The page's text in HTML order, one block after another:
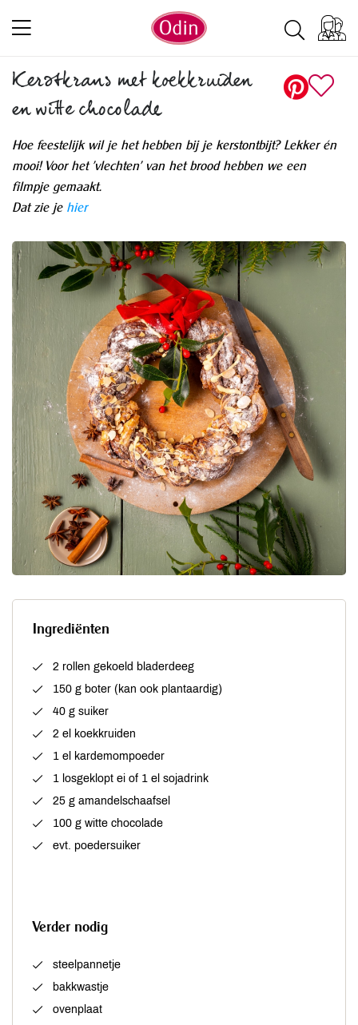
Kerstkrans met koekkruiden
en witte chocolade
Hoe feestelijk wil je het hebben bij je kerstontbijt? Lekker én
mooi! Voor het 'vlechten' van het brood hebben we een
filmpje gemaakt.
Dat zie je hier
Ingrediënten
2 rollen gekoeld bladerdeeg
150 g boter (kan ook plantaardig)
40 g suiker
2 el koekkruiden
1 el kardemompoeder
1 losgeklopt ei of 1 el sojadrink
25 g amandelschaafsel
100 g witte chocolade
evt. poedersuiker
Verder nodig
steelpannetje
bakkwastje
ovenplaat